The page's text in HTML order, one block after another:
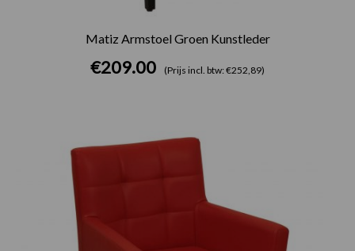
Matiz Armstoel Groen Kunstleder
€209.00 (Prijs incl. btw: €252,89)